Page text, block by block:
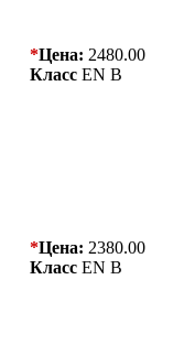
*Цена: 2480.00
Класс EN B
*Цена: 2380.00
Класс EN B